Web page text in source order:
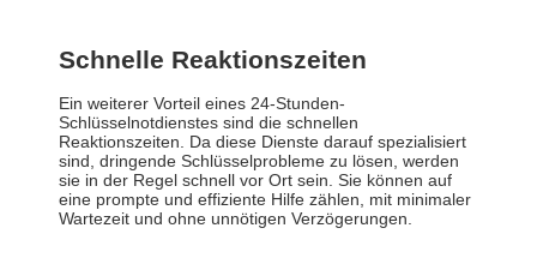
Schnelle Reaktionszeiten
Ein weiterer Vorteil eines 24-Stunden-
Schlüsselnotdienstes sind die schnellen
Reaktionszeiten. Da diese Dienste darauf spezialisiert
sind, dringende Schlüsselprobleme zu lösen, werden
sie in der Regel schnell vor Ort sein. Sie können auf
eine prompte und effiziente Hilfe zählen, mit minimaler
Wartezeit und ohne unnötigen Verzögerungen.